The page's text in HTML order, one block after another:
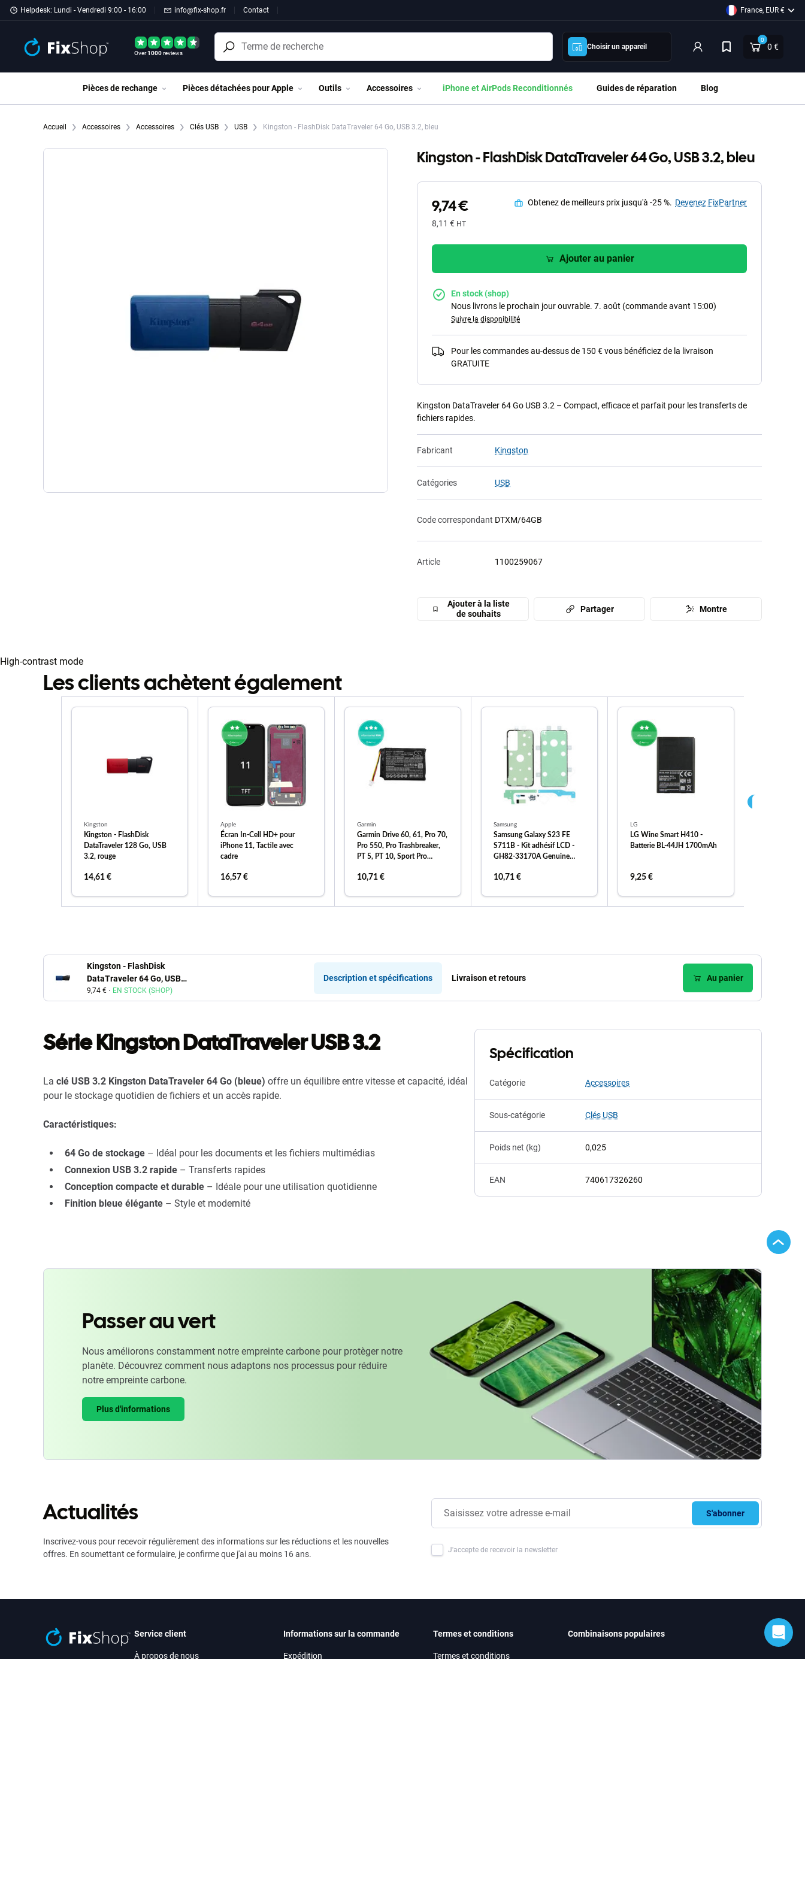
Passer au contenu principal
Helpdesk: Lundi - Vendredi 9:00 - 16:00 info@fix-shop.fr Contact France, EUR €
Over1000reviews
Choisir un appareil
0
0 €
Pièces de rechange Pièces détachées pour Apple Outils Accessoires iPhone et AirPods Reconditionnés Guides de réparation Blog
Accueil Accessoires Accessoires Clés USB USB Kingston - FlashDisk DataTraveler 64 Go, USB 3.2, bleu
Kingston - FlashDisk DataTraveler 64 Go, USB 3.2, bleu
9,74 €
8,11 € HT
Obtenez de meilleurs prix jusqu'à -25 %. Devenez FixPartner
Ajouter au panier
En stock (shop)
Nous livrons le prochain jour ouvrable. 7. août (commande avant 15:00)
Suivre la disponibilité
Pour les commandes au-dessus de 150 € vous bénéficiez de la livraison
GRATUITE
Kingston DataTraveler 64 Go USB 3.2 – Compact, efficace et parfait pour les transferts de
fichiers rapides.
Fabricant Kingston
Catégories USB
Code correspondant DTXM/64GB
Article 1100259067
Ajouter à la liste
de souhaits
Partager Montre
High-contrast mode
Les clients achètent également
Kingston
Kingston - FlashDisk
DataTraveler 128 Go, USB
3.2, rouge
14,61 €
Apple
Écran In-Cell HD+ pour
iPhone 11, Tactile avec
cadre
16,57 €
Garmin
Garmin Drive 60, 61, Pro 70,
Pro 550, Pro Trashbreaker,
PT 5, PT 10, Sport Pro
361-00056-07, 361-00056-
10,71 €
Samsung
Samsung Galaxy S23 FE
S711B - Kit adhésif LCD -
GH82-33170A Genuine
10,71 €
LG
LG Wine Smart H410 -
Batterie BL-44JH 1700mAh
9,25 €
Kingston - FlashDisk
DataTraveler 64 Go, USB
3.2, bleu
9,74 € EN STOCK (SHOP)
Description et spécifications Livraison et retours Au panier
Série Kingston DataTraveler USB 3.2
La clé USB 3.2 Kingston DataTraveler 64 Go (bleue) offre un équilibre entre vitesse et capacité, idéal
pour le stockage quotidien de fichiers et un accès rapide.
Caractéristiques:
64 Go de stockage – Idéal pour les documents et les fichiers multimédias
Connexion USB 3.2 rapide – Transferts rapides
Conception compacte et durable – Idéale pour une utilisation quotidienne
Finition bleue élégante – Style et modernité
Spécification
Catégorie Accessoires
Sous-catégorie Clés USB
Poids net (kg) 0,025
EAN 740617326260
Passer au vert
Nous améliorons constamment notre empreinte carbone pour protèger notre
planète. Découvrez comment nous adaptons nos processus pour réduire
notre empreinte carbone.
Plus d'informations
Actualités
Inscrivez-vous pour recevoir régulièrement des informations sur les réductions et les nouvelles
offres. En soumettant ce formulaire, je confirme que j'ai au moins 16 ans.
S'abonner
J'accepte de recevoir la newsletter
Service client
À propos de nous
Informations sur la commande
Expédition
Termes et conditions
Termes et conditions
Combinaisons populaires